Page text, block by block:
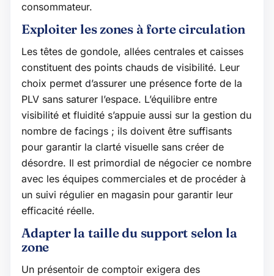
consommateur.
Exploiter les zones à forte circulation
Les têtes de gondole, allées centrales et caisses
constituent des points chauds de visibilité. Leur
choix permet d’assurer une présence forte de la
PLV sans saturer l’espace. L’équilibre entre
visibilité et fluidité s’appuie aussi sur la gestion du
nombre de facings ; ils doivent être suffisants
pour garantir la clarté visuelle sans créer de
désordre. Il est primordial de négocier ce nombre
avec les équipes commerciales et de procéder à
un suivi régulier en magasin pour garantir leur
efficacité réelle.
Adapter la taille du support selon la
zone
Un présentoir de comptoir exigera des